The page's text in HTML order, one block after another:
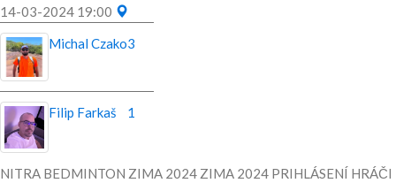
14-03-2024 19:00
Michal Czako3
Filip Farkaš 1
NITRA BEDMINTON ZIMA 2024 ZIMA 2024 PRIHLÁSENÍ HRÁČI